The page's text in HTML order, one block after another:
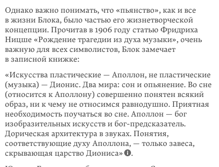
Однако важно понимать, что «пьянство», как и все
в жизни Блока, было частью его жизнетворческой
концепции. Прочитав в 1906 году статью Фридриха
Ницше «Рождение трагедии из духа музыки», очень
важную для всех символи­стов, Блок замечает
в записной книжке:
«Искусства пластические — Аполлон, не пластические
(музыка) — Дионис. Два мира: сон и опьянение. Во сне
(относится к Аполлону) совершенно понятен всякий
образ, ни к чему не относимся равнодушно. Приятная
необходимость поучаться во сне. Аполлон — бог
изобрази­тельных искусств и бог-предсказатель.
Дорическая архитектура в звуках. Понятия,
соответствующие духу Аполлона, — только завеса,
скрывающая царство Диониса»
.